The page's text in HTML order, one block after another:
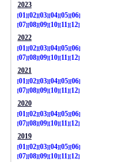
2023
01
02 03 04 05 06
07 08 09 10 11
12
2022
01
02 03 04 05 06
07 08 09 10 11
12
2021
01
02 03 04 05 06
07 08 09 10 11
12
2020
01
02 03 04 05 06
07 08 09 10 11
12
2019
01
02 03 04 05 06
07 08 09 10 11
12